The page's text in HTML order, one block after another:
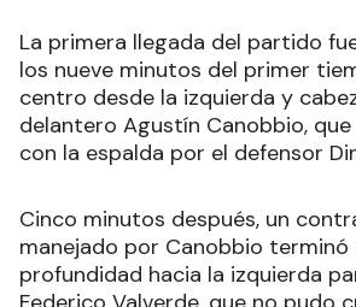
La primera llegada del partido
los nueve minutos del primer
centro desde la izquierda y
delantero Agustín Canobbio,
con la espalda por el defensor
Cinco minutos después, un
manejado por Canobbio terminó
profundidad hacia la izquierda